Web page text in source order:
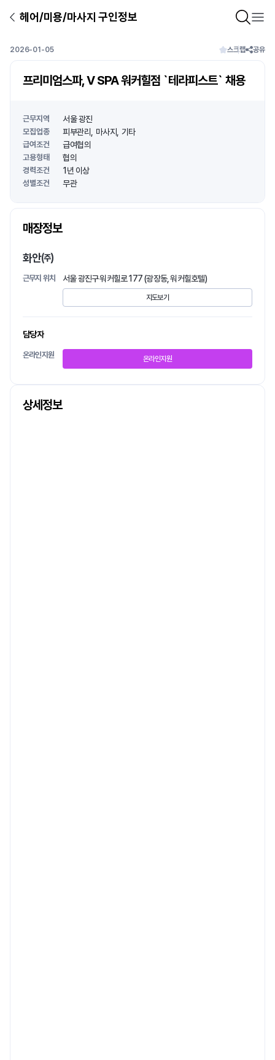
헤어/미용/마사지 구인정보
2026-01-05 스크랩 공유
프리미엄스파, V SPA 워커힐점 `테라피스트` 채용
근무지역 서울 광진
모집업종 피부관리 마사지 기타
급여조건 급여협의
고용형태 협의
경력조건 1년 이상
성별조건 무관
매장정보
화안㈜
근무지 위치 서울 광진구 워커힐로 177 (광장동, 워커힐호텔)
지도보기
담당자
온라인지원 온라인지원
상세정보